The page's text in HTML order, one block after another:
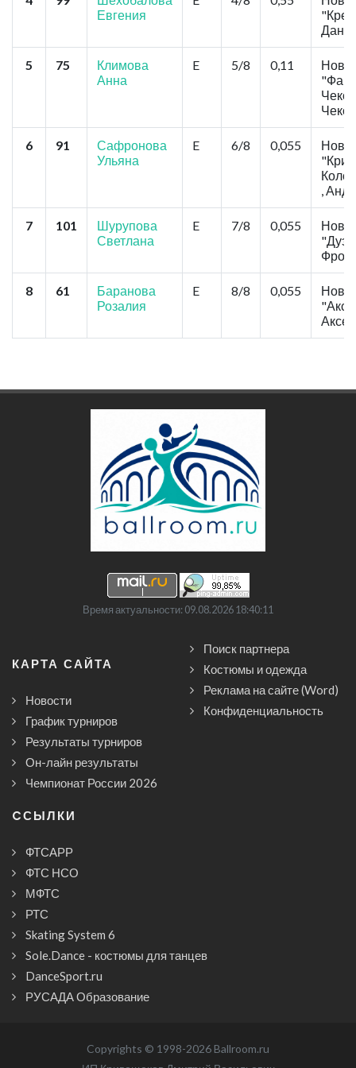
Евгения
5 75
Климова
Анна
E 5/8 0,11
6 91
Сафронова
Ульяна
E 6/8 0,055
,
7 101
Шурупова
Светлана
E 7/8 0,055
Фром
8 61
Баранова
Розалия
E 8/8 0,055
Время актуальности: 09.08.2026 18:40:11
КАРТА САЙТА
Новости
График турниров
Результаты турниров
Он-лайн результаты
Чемпионат России 2026
Поиск партнера
Костюмы и одежда
Реклама на сайте (Word)
Конфиденциальность
CСЫЛКИ
ФТСАРР
ФТС НСО
МФТС
РТС
Skating System 6
Sole.Dance - костюмы для танцев
DanceSport.ru
РУСАДА Образование
Copyrights © 1998-2026 Ballroom.ru